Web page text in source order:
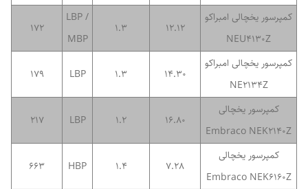
کمپرسور یخچالی امبراکو
NEU4130Z
12.12
1.3
LBP /
MBP
172
کمپرسور یخچالی امبراکو
NE2134Z
14.30
1.3
LBP
179
کمپرسور یخچالی
Embraco NEK2140Z
16.80
1.2
LBP
217
کمپرسور یخچالی
Embraco NEK6160Z
7.28
1.4
HBP
663